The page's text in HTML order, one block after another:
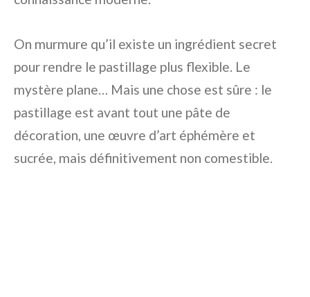
On murmure qu’il existe un ingrédient secret
pour rendre le pastillage plus flexible. Le
mystère plane… Mais une chose est sûre : le
pastillage est avant tout une pâte de
décoration, une œuvre d’art éphémère et
sucrée, mais définitivement non comestible.